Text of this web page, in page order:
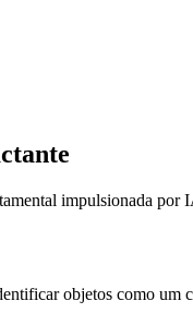
impulsionada por
objetos como um